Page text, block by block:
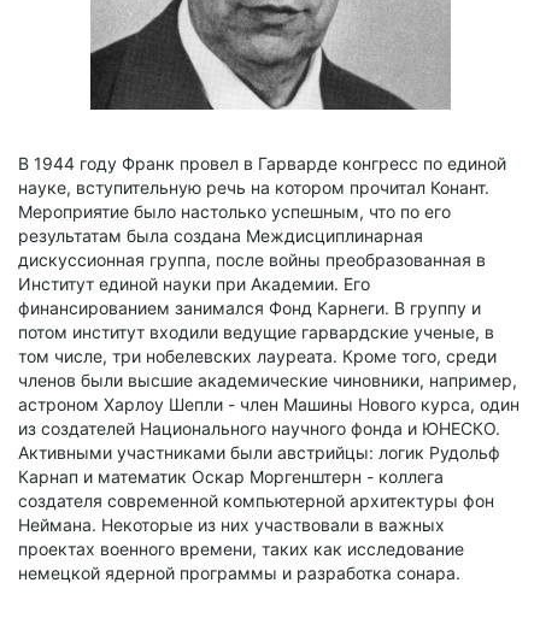
В 1944 году Франк провел в Гарварде конгресс по единой
науке, вступительную речь на котором прочитал Конант.
Мероприятие было настолько успешным, что по его
результатам была создана Междисциплинарная
дискуссионная группа, после войны преобразованная в
Институт единой науки при Академии. Его
финансированием занимался Фонд Карнеги. В группу и
потом институт входили ведущие гарвардские ученые, в
том числе, три нобелевских лауреата. Кроме того, среди
членов были высшие академические чиновники, например,
астроном Харлоу Шепли - член Машины Нового курса, один
из создателей Национального научного фонда и ЮНЕСКО.
Активными участниками были австрийцы: логик Рудольф
Карнап и математик Оскар Моргенштерн - коллега
создателя современной компьютерной архитектуры фон
Неймана. Некоторые из них участвовали в важных
проектах военного времени, таких как исследование
немецкой ядерной программы и разработка сонара.